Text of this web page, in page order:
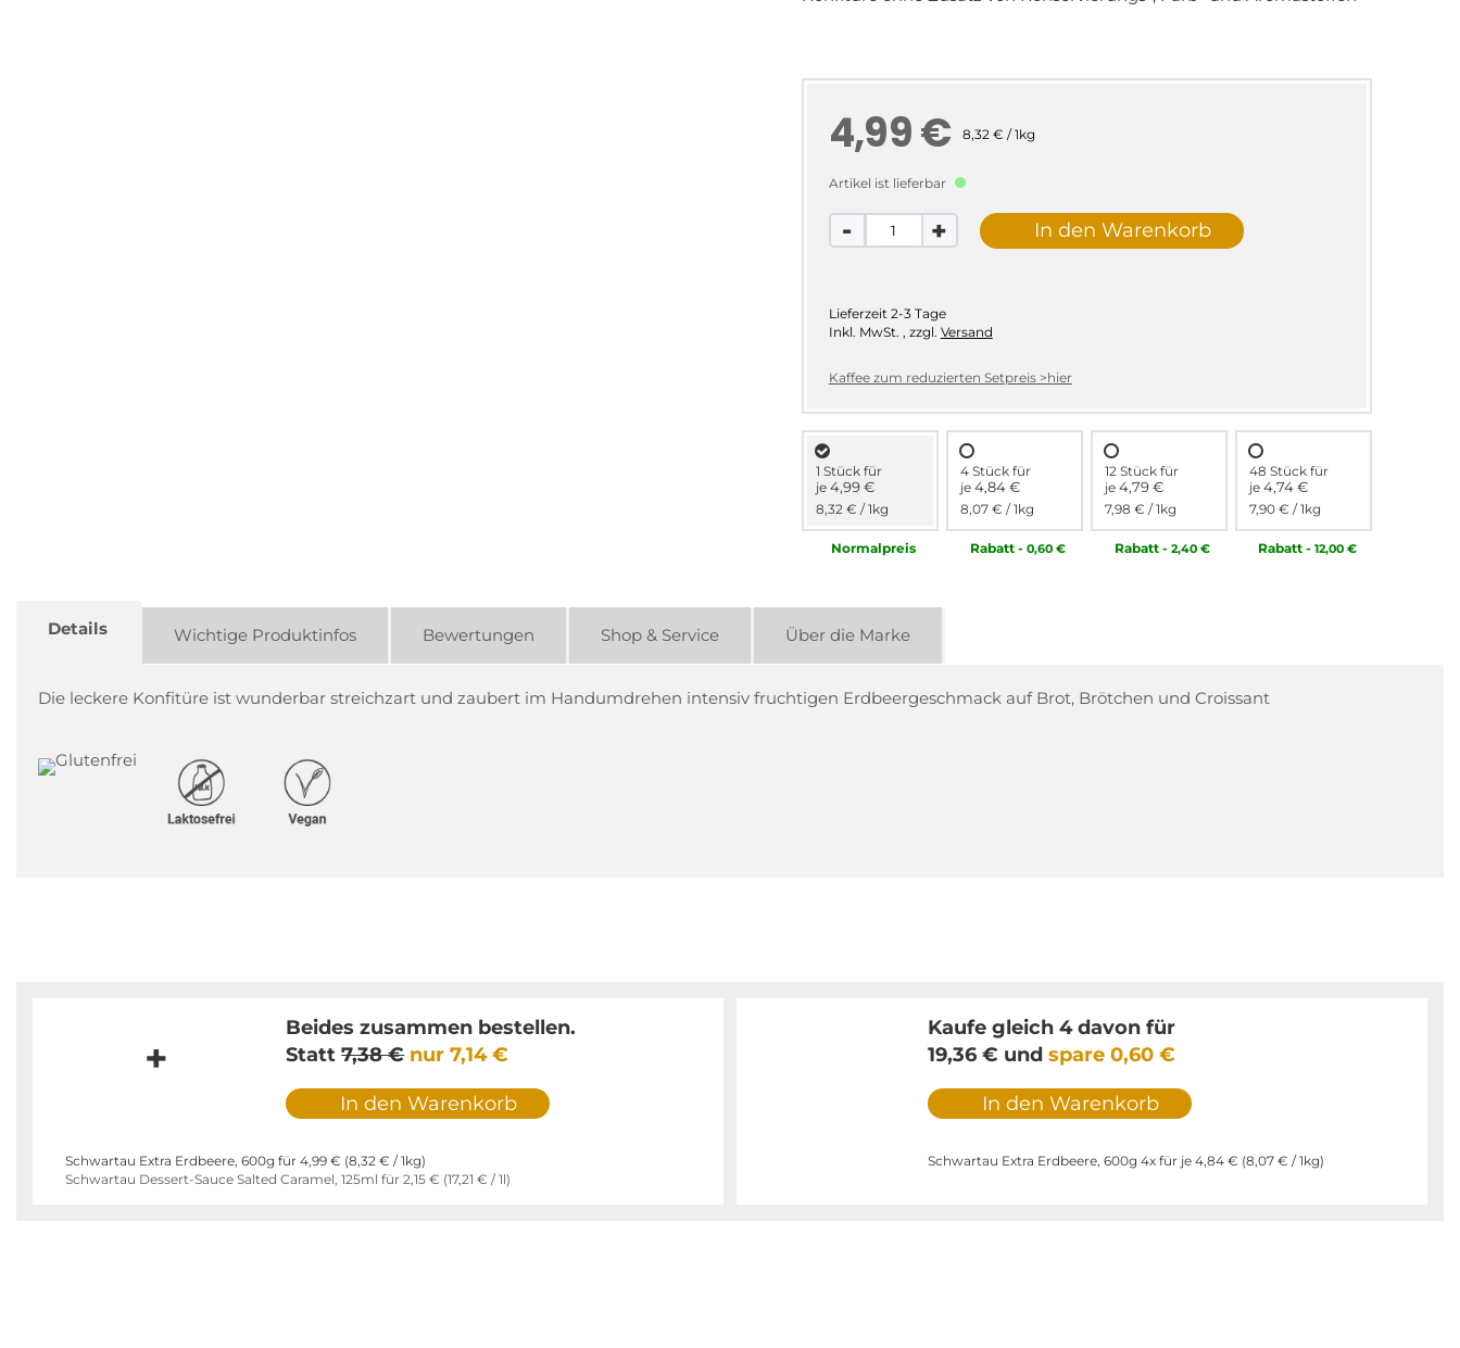
4,99 € 8,32 € / 1kg
Artikel ist lieferbar
- + In den Warenkorb
Lieferzeit 2-3 Tage
Inkl. MwSt. , zzgl. Versand
Kaffee zum reduzierten Setpreis >hier
1 Stück für
je 4,99 €
8,32 € / 1kg
Normal­preis
4 Stück für
je 4,84 €
8,07 € / 1kg
Rabatt - 0,60 €
12 Stück für
je 4,79 €
7,98 € / 1kg
Rabatt-2,40 €
48 Stück für
je4,74 €
7,90 € / 1kg
Rabatt - 12,00 €
Details
Die leckere Konfitüre ist wunderbar streichzart und zaubert im Handumdrehen intensiv fruchtigen Erdbeergeschmack auf Brot, Brötchen und Croissant
Wichtige Produktinfos Bewertungen Shop & Service Über die Marke
+
Beides zusammen bestellen.
Statt7,38 € nur7,14 €
In den Warenkorb
Schwartau Extra Erdbeere, 600g für 4,99 € (8,32 € / 1kg)
Schwartau Dessert-Sauce Salted Caramel, 125ml für 2,15 € (17,21 € / 1l)
Kaufe gleich 4 davon für
19,36 € und spare 0,60 €
In den Warenkorb
Schwartau Extra Erdbeere, 600g 4x für je 4,84 € (8,07 € / 1kg)